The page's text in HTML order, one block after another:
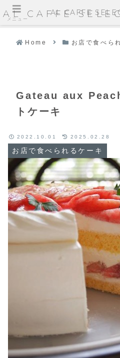
AL CAFFE
Home お店で食べら
Gateau aux
トケーキ
お店で食べられるケーキ
2022.10.01 2025.02.28
メニュー
AL CAFFE